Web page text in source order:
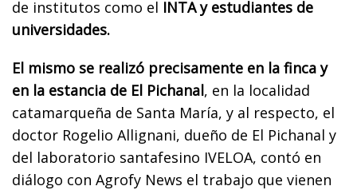
de institutos como el INTA y estudiantes de
universidades.
El mismo se realizó precisamente en la finca y
en la estancia de El Pichanal, en la localidad
catamarqueña de Santa María, y al respecto, el
doctor Rogelio Allignani, dueño de El Pichanal y
del laboratorio santafesino IVELOA, contó en
diálogo con Agrofy News el trabajo que vienen